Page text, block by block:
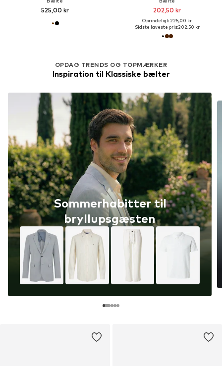
525,00 kr 202,50 kr
Oprindeligt: 225,00 kr
Sidste laveste pris:202,50 kr
OPDAG TRENDS OG TOPMÆRKER
Inspiration til Klassiske bælter
Sommerhabitter til
bryllupsgæsten